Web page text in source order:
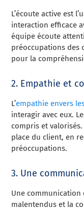
L’écoute active est
interaction efficace
équipe écoute
préoccupations des
pour la
2. Empathie et
L’empathie envers
interagir avec eux.
compris et
place du client, en
préoccupations.
3. Une
Une communication
malentendus et la